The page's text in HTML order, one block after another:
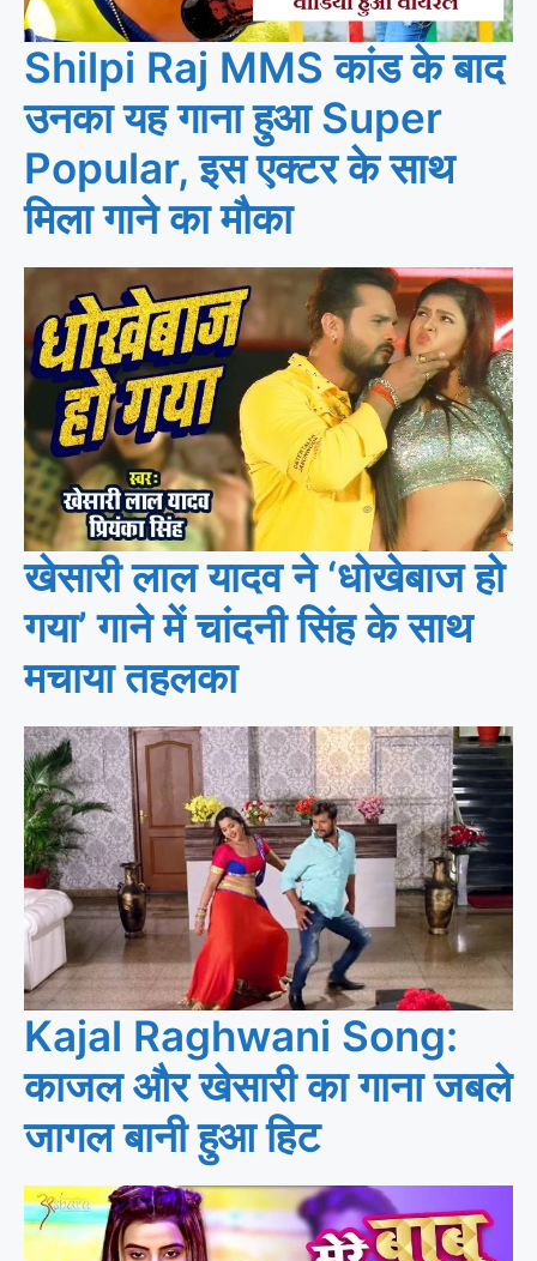
Shilpi Raj MMS कांड के बाद
उनका यह गाना हुआ Super
Popular, इस एक्टर के साथ
मिला गाने का मौका
खेसारी लाल यादव ने ‘धोखेबाज हो
गया’ गाने में चांदनी सिंह के साथ
मचाया तहलका
Kajal Raghwani Song:
काजल और खेसारी का गाना जबले
जागल बानी हुआ हिट